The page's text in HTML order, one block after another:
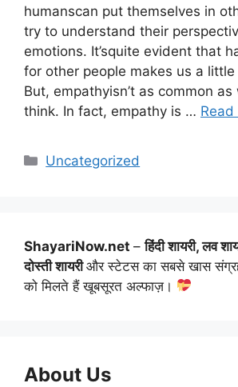
humanscan put themselves in
try to understand their
emotions. It’squite evident that
for other people makes us a
But, empathyisn’t as common
think. In fact, empathy is … Read
Categories
Uncategorized
ShayariNow.net –हिंदी शायरी, लव
दोस्ती शायरीऔर स्टेटस का सबसे खास
को मिलते हैं खूबसूरत अल्फाज़।
About Us